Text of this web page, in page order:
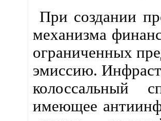
При создании
механизма
ограниченных
эмиссию.
колоссальный
имеющее